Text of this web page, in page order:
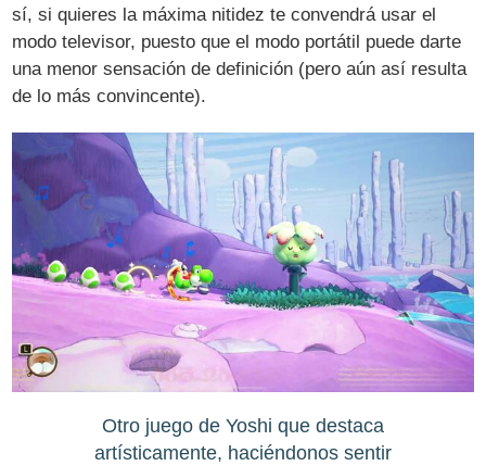
sí, si quieres la máxima nitidez te convendrá usar el
modo televisor, puesto que el modo portátil puede darte
una menor sensación de definición (pero aún así resulta
de lo más convincente).
Otro juego de Yoshi que destaca
artísticamente, haciéndonos sentir